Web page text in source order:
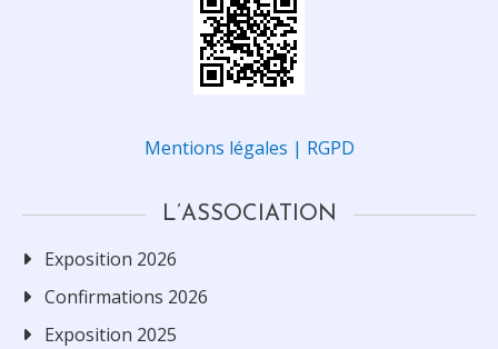
Mentions légales | RGPD
L’ASSOCIATION
Exposition 2026
Confirmations 2026
Exposition 2025